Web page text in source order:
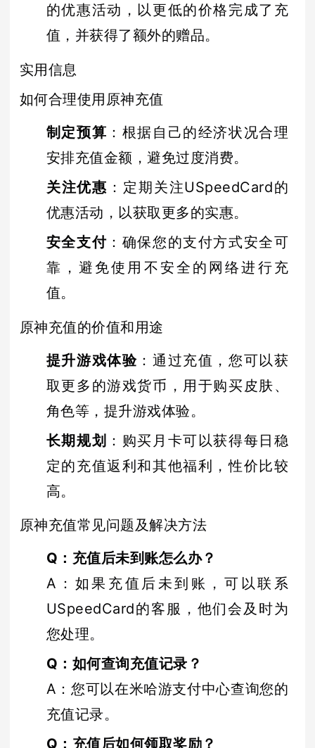
的优惠活动，以更低的价格完成了充
值，并获得了额外的赠品。
实用信息
如何合理使用原神充值
制定预算 ：根据自己的经济状况合理
安排充值金额，避免过度消费。
关注优惠 ：定期关注USpeedCard的
优惠活动，以获取更多的实惠。
安全支付 ：确保您的支付方式安全可
靠，避免使用不安全的网络进行充
值。
原神充值的价值和用途
提升游戏体验 ：通过充值，您可以获
取更多的游戏货币，用于购买皮肤、
角色等，提升游戏体验。
长期规划 ：购买月卡可以获得每日稳
定的充值返利和其他福利，性价比较
高。
原神充值常见问题及解决方法
Q：充值后未到账怎么办？
A：如果充值后未到账，可以联系
USpeedCard的客服，他们会及时为
您处理。
Q：如何查询充值记录？
A：您可以在米哈游支付中心查询您的
充值记录。
Q：充值后如何领取奖励？